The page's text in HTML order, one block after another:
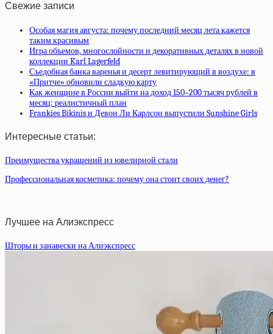
Свежие записи
Особая магия августа: почему последний месяц лета кажется
таким красивым
Игра объемов, многослойности и декоративных деталях в новой
коллекции Karl Lagerfeld
Съедобная банка варенья и десерт левитирующий в воздухе: в
«Притче» обновили сладкую карту
Как женщине в России выйти на доход 150–200 тысяч рублей в
месяц: реалистичный план
Frankies Bikinis и Девон Ли Карлсон выпустили Sunshine Girls
Интересные статьи:
Преимущества украшений из ювелирной стали
Профессиональная косметика: почему она стоит своих денег?
Лучшее на Алиэкспресс
Шторы и занавески на Алиэкспресс